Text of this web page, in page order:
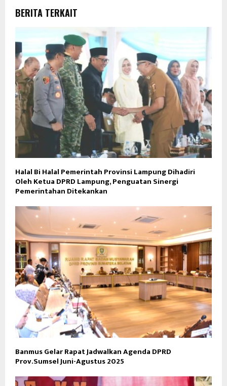
BERITA TERKAIT
Halal Bi Halal Pemerintah Provinsi Lampung Dihadiri
Oleh Ketua DPRD Lampung, Penguatan Sinergi
Pemerintahan Ditekankan
Banmus Gelar Rapat Jadwalkan Agenda DPRD
Prov.Sumsel Juni-Agustus 2025